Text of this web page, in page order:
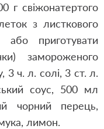
г свіжонатертого
з листкового
або приготувати
замороженого
3 ч. л. солі, 3 ст. л.
соус, 500 мл
чорний перець,
лимон.